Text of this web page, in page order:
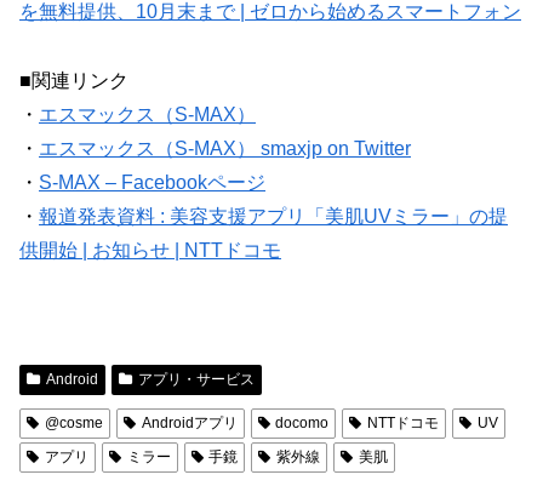
を無料提供、10月末まで | ゼロから始めるスマートフォン
■関連リンク
・ エスマックス（S-MAX）
・ エスマックス（S-MAX） smaxjp on Twitter
・ S-MAX – Facebookページ
・ 報道発表資料 : 美容支援アプリ「美肌UVミラー」の提
供開始 | お知らせ | NTTドコモ
Android アプリ・サービス
@cosme Androidアプリ docomo NTTドコモ
UV
アプリ
ミラー 手鏡 紫外線 美肌